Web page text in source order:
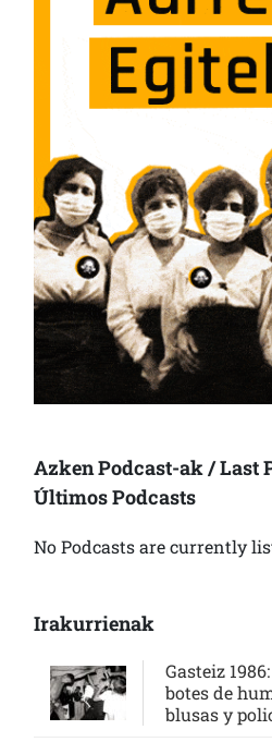
Azken Podcast-ak / Last
Últimos Podcasts
No Podcasts are currently
Irakurrienak
Gasteiz
botes de
blusas y